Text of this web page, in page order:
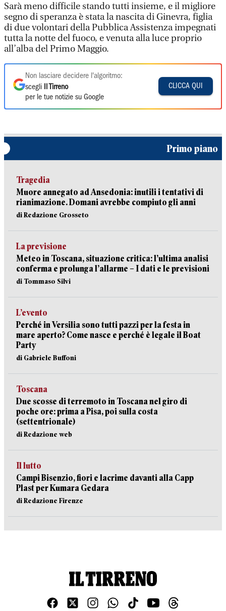
Sarà meno difficile stando tutti insieme, e il migliore
segno di speranza è stata la nascita di Ginevra, figlia
di due volontari della Pubblica Assistenza impegnati
tutta la notte del fuoco, e venuta alla luce proprio
all’alba del Primo Maggio.
Non lasciare decidere l'algoritmo:
scegli
Il Tirreno
per le tue notizie su Google
CLICCA QUI
Primo piano
Tragedia
Muore annegato ad Ansedonia: inutili i tentativi di
rianimazione. Domani avrebbe compiuto gli anni
di Redazione Grosseto
La previsione
Meteo in Toscana, situazione critica: l’ultima analisi
conferma e prolunga l’allarme – I dati e le previsioni
di Tommaso Silvi
L’evento
Perché in Versilia sono tutti pazzi per la festa in
mare aperto? Come nasce e perché è legale il Boat
Party
di Gabriele Buffoni
Toscana
Due scosse di terremoto in Toscana nel giro di
poche ore: prima a Pisa, poi sulla costa
(settentrionale)
di Redazione web
Il lutto
Campi Bisenzio, fiori e lacrime davanti alla Capp
Plast per Kumara Gedara
di Redazione Firenze